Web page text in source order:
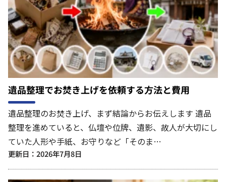
遺品整理でお焚き上げを依頼する方法と費用
遺品整理のお焚き上げ、まず結論からお伝えします 遺品
整理を進めていると、仏壇や位牌、遺影、故人が大切にし
ていた人形や手紙、お守りなど「そのま…
更新日：2026年7月8日